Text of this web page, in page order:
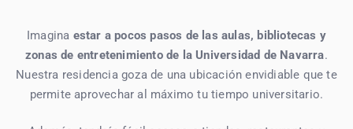
Imagina estar a pocos pasos de las aulas, bibliotecas y
zonas de entretenimiento de la Universidad de Navarra.
Nuestra residencia goza de una ubicación envidiable que te
permite aprovechar al máximo tu tiempo universitario.